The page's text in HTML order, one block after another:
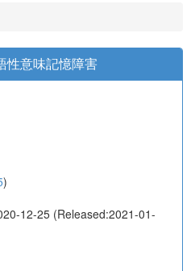
性意味記憶障害
)
12-25 (Released:2021-01-